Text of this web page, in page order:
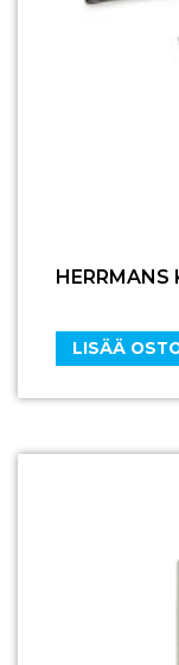
HERRMANS
LISÄÄ